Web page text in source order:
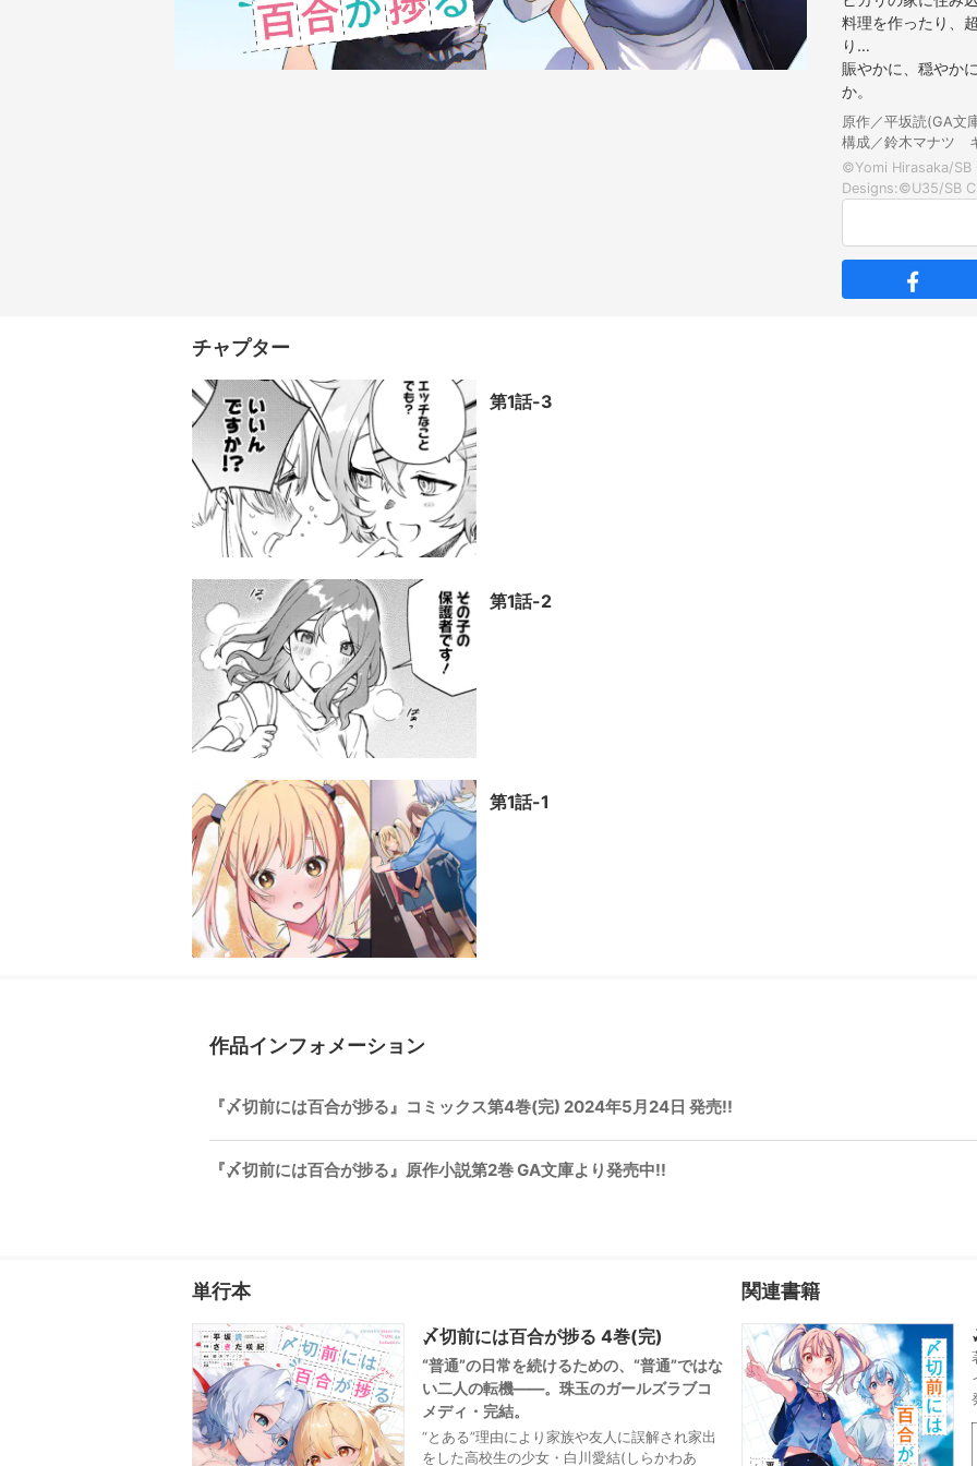
料理を作ったり、
り…
賑やかに、穏やか
か。
原作／平坂読(GA
構成／鈴木マナツ
©Yomi Hirasaka/
チャプター
第1話-3
第1話-2
第1話-1
作品インフォメーション
『〆切前には百合が捗る』コミックス第4巻(完) 2024年5月24日 発売!!
『〆切前には百合が捗る』原作小説第2巻 GA文庫より発売中!!
単行本
〆切前には百合が捗る 4巻(完)
“普通”の日常を続けるための、“普通”ではな
い二人の転機――。珠玉のガールズラブコ
メディ・完結。
“とある”理由により家族や友人に誤解され家出
をした高校生の少女・白川愛結(しらかわあ
関連書籍